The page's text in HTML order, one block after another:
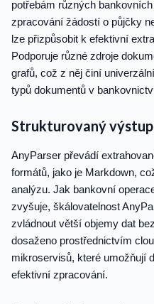
potřebám různých
zpracování žádostí o půjčky
lze přizpůsobit k efektivní
Podporuje různé zdroje
grafů, což z něj činí
typů dokumentů v
Strukturovaný
AnyParser převádí
formátů, jako je Markdown,
analýzu. Jak bankovní
zvyšuje, škálovatelnost
zvládnout větší objemy dat
dosaženo prostřednictvím
mikroservisů, které umožňují
efektivní zpracování.